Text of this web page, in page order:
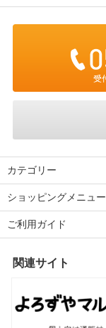
カテゴリー
ショッピングメニュー
ご利用ガイド
関連サイト